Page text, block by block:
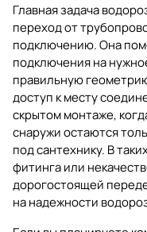
Главная задача
переход от
подключению. Она
подключения на
правильную
доступ к месту
скрытом монтаже,
снаружи остаются
под сантехнику. В
фитинга или
дорогостоящей
на надежности